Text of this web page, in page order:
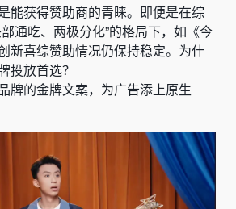
能获得赞助商的青睐。即便是在综
通吃、两极分化”的格局下，如《今
新喜综赞助情况仍保持稳定。为什
投放首选？
牌的金牌文案，为广告添上原生